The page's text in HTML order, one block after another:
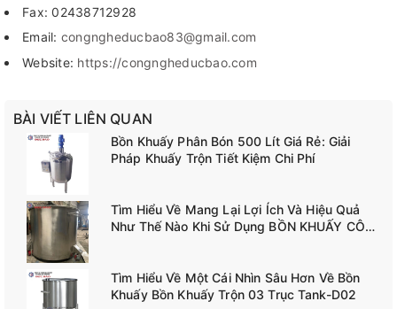
Fax: 02438712928
Email: congngheducbao83@gmail.com
Website: https://congngheducbao.com
BÀI VIẾT LIÊN QUAN
Bồn Khuấy Phân Bón 500 Lít Giá Rẻ: Giải
Pháp Khuấy Trộn Tiết Kiệm Chi Phí
Tìm Hiểu Về Mang Lại Lợi Ích Và Hiệu Quả
Như Thế Nào Khi Sử Dụng BỒN KHUẤY CÔNG
Tìm Hiểu Về Một Cái Nhìn Sâu Hơn Về Bồn
Khuấy Bồn Khuấy Trộn 03 Trục Tank-D02